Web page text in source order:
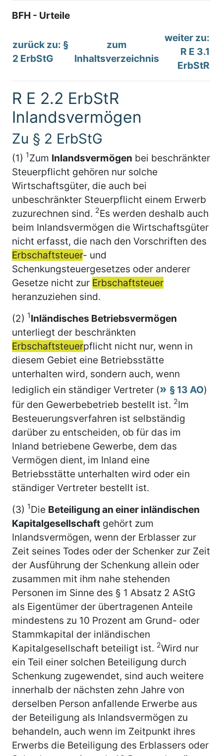
BFH - Urteile
zurück zu: §
2 ErbStG
zum
Inhaltsverzeichnis
weiter zu:
R E 3.1
ErbStR
R E 2.2 ErbStR
Inlandsvermögen
Zu § 2 ErbStG
(1) 1Zum Inlandsvermögen bei beschränkter
Steuerpflicht gehören nur solche
Wirtschaftsgüter, die auch bei
unbeschränkter Steuerpflicht einem Erwerb
zuzurechnen sind. 2Es werden deshalb auch
beim Inlandsvermögen die Wirtschaftsgüter
nicht erfasst, die nach den Vorschriften des
Erbschaftsteuer- und
Schenkungsteuergesetzes oder anderer
Gesetze nicht zur Erbschaftsteuer
heranzuziehen sind.
(2) 1Inländisches Betriebsvermögen
unterliegt der beschränkten
Erbschaftsteuerpflicht nicht nur, wenn in
diesem Gebiet eine Betriebsstätte
unterhalten wird, sondern auch, wenn
lediglich ein ständiger Vertreter (
§ 13 AO)
für den Gewerbebetrieb bestellt ist. 2Im
Besteuerungsverfahren ist selbständig
darüber zu entscheiden, ob für das im
Inland betriebene Gewerbe, dem das
Vermögen dient, im Inland eine
Betriebsstätte unterhalten wird oder ein
ständiger Vertreter bestellt ist.
(3) 1Die Beteiligung an einer inländischen
Kapitalgesellschaft gehört zum
Inlandsvermögen, wenn der Erblasser zur
Zeit seines Todes oder der Schenker zur Zeit
der Ausführung der Schenkung allein oder
zusammen mit ihm nahe stehenden
Personen im Sinne des § 1 Absatz 2 AStG
als Eigentümer der übertragenen Anteile
mindestens zu 10 Prozent am Grund- oder
Stammkapital der inländischen
Kapitalgesellschaft beteiligt ist. 2Wird nur
ein Teil einer solchen Beteiligung durch
Schenkung zugewendet, sind auch weitere
innerhalb der nächsten zehn Jahre von
derselben Person anfallende Erwerbe aus
der Beteiligung als Inlandsvermögen zu
behandeln, auch wenn im Zeitpunkt ihres
Erwerbs die Beteiligung des Erblassers oder